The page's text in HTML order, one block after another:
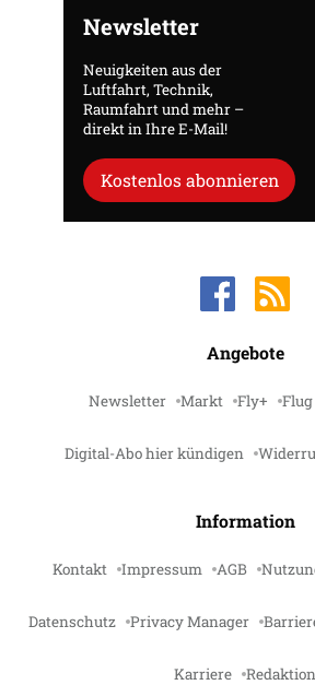
Newsletter
Neuigkeiten aus der
Luftfahrt, Technik,
Raumfahrt und mehr –
direkt in Ihre E-Mail!
Kostenlos abonnieren
Angebote
Newsletter Markt Fly+
Digital-Abo hier kündigen
Information
Kontakt Impressum AGB
Datenschutz Privacy Manager
Karriere Redaktion